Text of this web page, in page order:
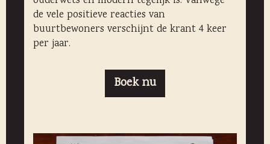
de vele positieve reacties van
buurtbewoners verschijnt de krant 4 keer
per jaar.
Boek nu